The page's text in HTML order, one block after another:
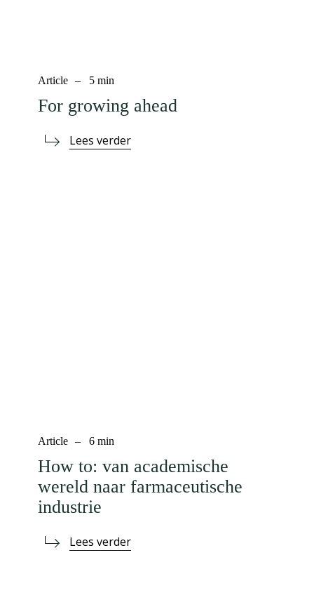
Article – 5 min
For growing ahead
Lees verder
Article – 6 min
How to: van academische
wereld naar farmaceutische
industrie
Lees verder